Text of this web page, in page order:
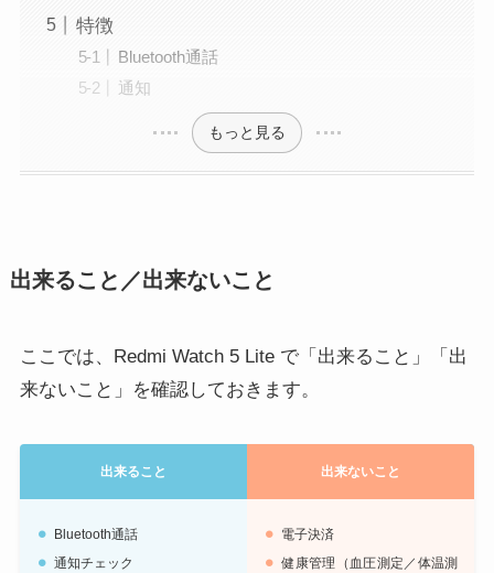
特徴
Bluetooth通話
通知
もっと見る
出来ること／出来ないこと
ここでは、Redmi Watch 5 Lite で「出来ること」「出
来ないこと」を確認しておきます。
出来ること 出来ないこと
Bluetooth通話
通知チェック
電子決済
健康管理（血圧測定／体温測